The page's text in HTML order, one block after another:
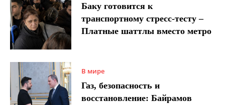
Баку готовится к
транспортному стресс-тесту –
Платные шаттлы вместо метро
В мире
Газ, безопасность и
восстановление: Байрамов